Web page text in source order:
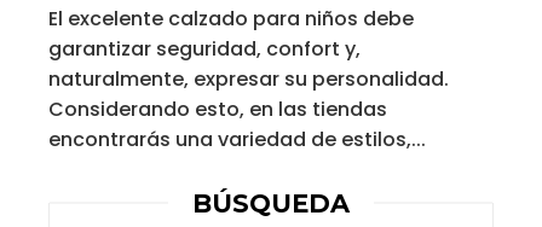
El excelente calzado para niños debe
garantizar seguridad, confort y,
naturalmente, expresar su personalidad.
Considerando esto, en las tiendas
encontrarás una variedad de estilos,...
BÚSQUEDA